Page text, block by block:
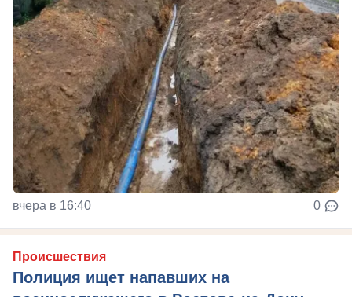
вчера в 16:40 0
Происшествия
Полиция ищет напавших на